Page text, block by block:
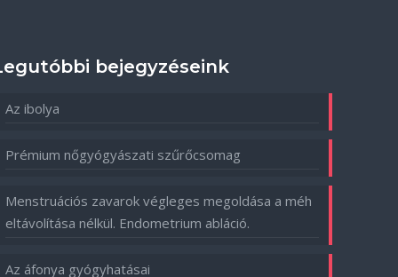
bejegyzéseink
Az ibolya
Prémium nőgyógyászati szűrőcsomag
Menstruációs zavarok végleges megoldása a méh
eltávolítása nélkül. Endometrium abláció.
Az áfonya gyógyhatásai